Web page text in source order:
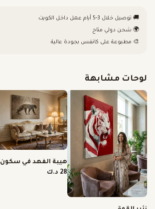
🚚 توصيل خلال 3-5 أيام عمل داخل الكويت
🌍 شحن دولي متاح
🎨 مطبوعة على كانفس بجودة عالية
لوحات مشابهة
هيبة الفهد في سكون
الصحراء
28 د.ك